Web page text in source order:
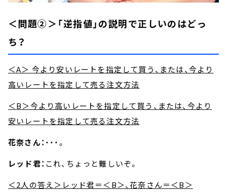
＜問題②＞「逆指値」の説明で正しいのはどっ
ち？
＜A＞ 今より安いレートを指定して買う、または、今より
高いレートを指定して売る注文方法
＜B＞今より高いレートを指定して買う、または、今より
安いレートを指定して売る注文方法
花奈さん： ・・・。
レッド君： これ、ちょっと難しいぞ。
＜2人の答え＞レッド君＝＜B＞、花奈さん＝＜B＞